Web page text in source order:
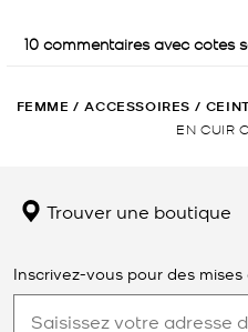
FEMME / ACCESSOIRES /
EN CUIR
Trouver une boutique
Inscrivez-vous pour des